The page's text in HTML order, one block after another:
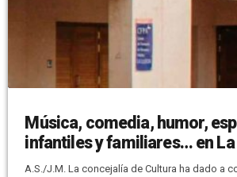
Música, comedia, humor,
infantiles y familiares… en
A.S./J.M. La concejalía de Cultura ha dado a